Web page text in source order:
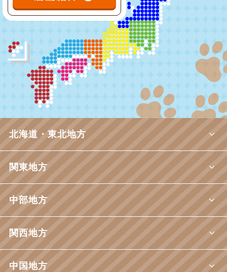
北海道・東北地方
関東地方
中部地方
関西地方
中国地方